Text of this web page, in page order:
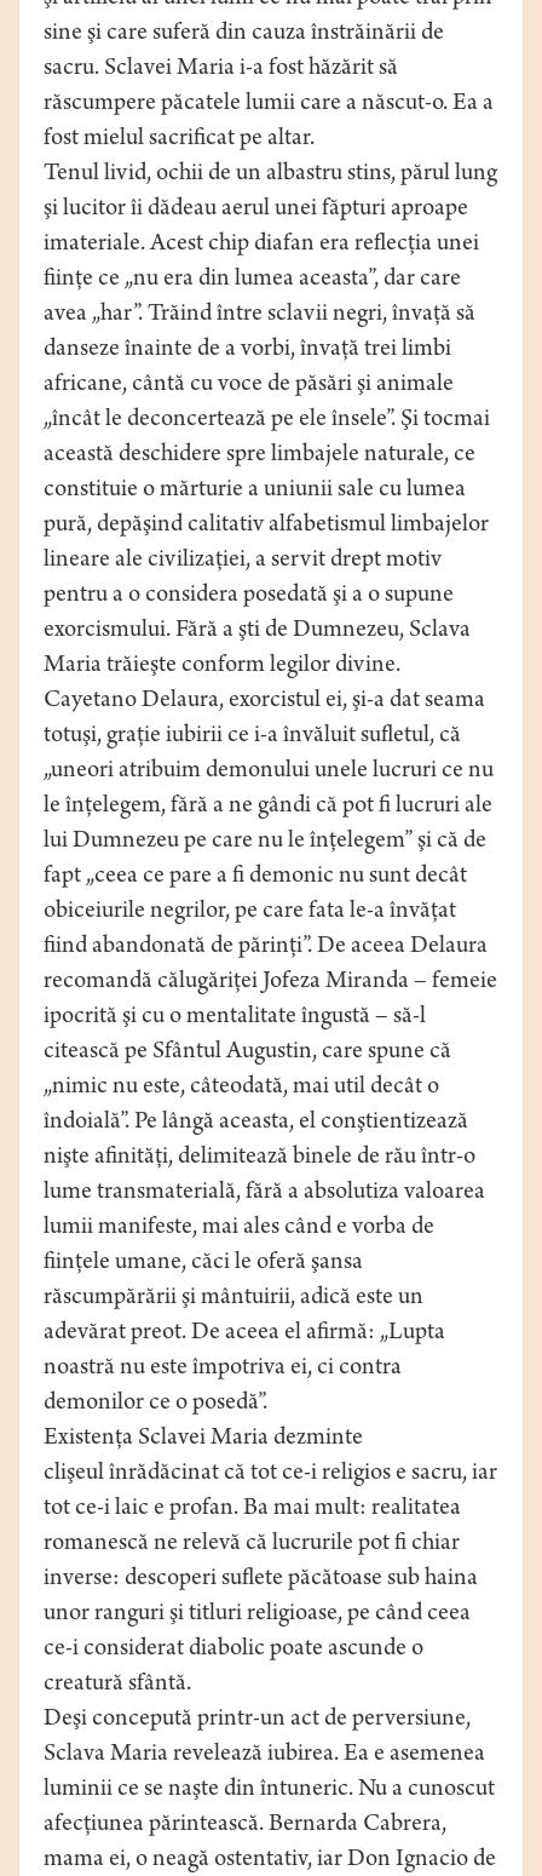
sine şi care suferă din cauza înstrăinării de
sacru. Sclavei Maria i-a fost hăzărit să
răscumpere păcatele lumii care a născut-o. Ea a
fost mielul sacrificat pe altar.
Tenul livid, ochii de un albastru stins, părul lung
şi lucitor îi dădeau aerul unei făpturi aproape
imateriale. Acest chip diafan era reflecţia unei
fiinţe ce „nu era din lumea aceasta”, dar care
avea „har”. Trăind între sclavii negri, învaţă să
danseze înainte de a vorbi, învaţă trei limbi
africane, cântă cu voce de păsări şi animale
„încât le deconcertează pe ele însele”. Şi tocmai
această deschidere spre limbajele naturale, ce
constituie o mărturie a uniunii sale cu lumea
pură, depăşind calitativ alfabetismul limbajelor
lineare ale civilizaţiei, a servit drept motiv
pentru a o considera posedată şi a o supune
exorcismului. Fără a şti de Dumnezeu, Sclava
Maria trăieşte conform legilor divine.
Cayetano Delaura, exorcistul ei, şi-a dat seama
totuşi, graţie iubirii ce i-a învăluit sufletul, că
„uneori atribuim demonului unele lucruri ce nu
le înţelegem, fără a ne gândi că pot fi lucruri ale
lui Dumnezeu pe care nu le înţelegem” şi că de
fapt „ceea ce pare a fi demonic nu sunt decât
obiceiurile negrilor, pe care fata le-a învăţat
fiind abandonată de părinţi”. De aceea Delaura
recomandă călugăriţei Jofeza Miranda – femeie
ipocrită şi cu o mentalitate îngustă – să-l
citească pe Sfântul Augustin, care spune că
„nimic nu este, câteodată, mai util decât o
îndoială”. Pe lângă aceasta, el conştientizează
nişte afinităţi, delimitează binele de rău într-o
lume transmaterială, fără a absolutiza valoarea
lumii manifeste, mai ales când e vorba de
fiinţele umane, căci le oferă şansa
răscumpărării şi mântuirii, adică este un
adevărat preot. De aceea el afirmă: „Lupta
noastră nu este împotriva ei, ci contra
demonilor ce o posedă”.
Existenţa Sclavei Maria dezminte
clişeul înrădăcinat că tot ce-i religios e sacru, iar
tot ce-i laic e profan. Ba mai mult: realitatea
romanescă ne relevă că lucrurile pot fi chiar
inverse: descoperi suflete păcătoase sub haina
unor ranguri şi titluri religioase, pe când ceea
ce-i considerat diabolic poate ascunde o
creatură sfântă.
Deşi concepută printr-un act de perversiune,
Sclava Maria revelează iubirea. Ea e asemenea
luminii ce se naşte din întuneric. Nu a cunoscut
afecţiunea părintească. Bernarda Cabrera,
mama ei, o neagă ostentativ, iar Don Ignacio de